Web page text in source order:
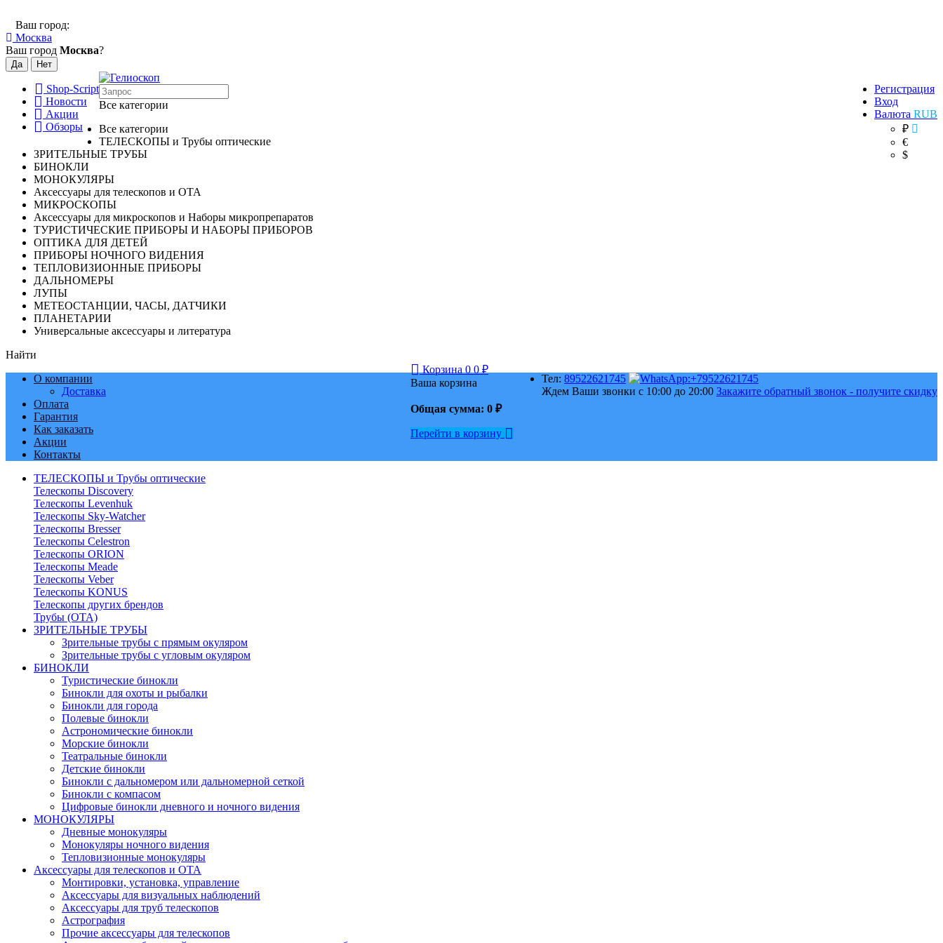
Ваш город:
Москва
Ваш город Москва?
Shop-Script
Новости
Акции
Обзоры
Регистрация
Вход
Валюта RUB
₽
€
$
Все категории
Все категории
ТЕЛЕСКОПЫ и Трубы оптические
ЗРИТЕЛЬНЫЕ ТРУБЫ
БИНОКЛИ
МОНОКУЛЯРЫ
Аксессуары для телескопов и ОТА
МИКРОСКОПЫ
Аксессуары для микроскопов и Наборы микропрепаратов
ТУРИСТИЧЕСКИЕ ПРИБОРЫ И НАБОРЫ ПРИБОРОВ
ОПТИКА ДЛЯ ДЕТЕЙ
ПРИБОРЫ НОЧНОГО ВИДЕНИЯ
ТЕПЛОВИЗИОННЫЕ ПРИБОРЫ
ДАЛЬНОМЕРЫ
ЛУПЫ
МЕТЕОСТАНЦИИ, ЧАСЫ, ДАТЧИКИ
ПЛАНЕТАРИИ
Универсальные аксессуары и литература
Найти
Тел: 89522621745
Ждем Ваши звонки с 10:00 до 20:00 Закажите обратный звонок - получите скидку
Корзина 0 0 ₽
Ваша корзина
Общая сумма: 0 ₽
Перейти в корзину
О компании
Доставка
Оплата
Гарантия
Как заказать
Акции
Контакты
ТЕЛЕСКОПЫ и Трубы оптические
Телескопы Discovery
Телескопы Levenhuk
Телескопы Sky-Watcher
Телескопы Bresser
Телескопы Celestron
Телескопы ORION
Телескопы Meade
Телескопы Veber
Телескопы KONUS
Телескопы других брендов
Трубы (ОТА)
ЗРИТЕЛЬНЫЕ ТРУБЫ
Зрительные трубы с прямым окуляром
Зрительные трубы с угловым окуляром
БИНОКЛИ
Туристические бинокли
Бинокли для охоты и рыбалки
Бинокли для города
Полевые бинокли
Астрономические бинокли
Морские бинокли
Театральные бинокли
Детские бинокли
Бинокли с дальномером или дальномерной сеткой
Бинокли с компасом
Цифровые бинокли дневного и ночного видения
МОНОКУЛЯРЫ
Дневные монокуляры
Монокуляры ночного видения
Тепловизионные монокуляры
Аксессуары для телескопов и ОТА
Монтировки, установка, управление
Аксессуары для визуальных наблюдений
Аксессуары для труб телескопов
Астрография
Прочие аксессуары для телескопов